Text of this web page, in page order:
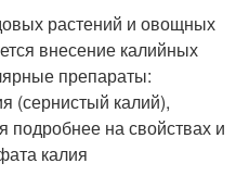
растений и овощных
внесение калийных
препараты:
(сернистый калий),
подробнее на свойствах и
калия